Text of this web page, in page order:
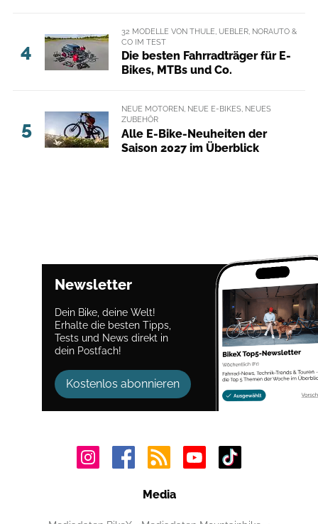
4
32 MODELLE VON THULE, UEBLER, NORAUTO &
CO IM TEST
Die besten Fahrradträger für E-
Bikes, MTBs und Co.
5
NEUE MOTOREN, NEUE E-BIKES, NEUES
ZUBEHÖR
Alle E-Bike-Neuheiten der
Saison 2027 im Überblick
Newsletter
Dein Bike, deine Welt!
Erhalte die besten Tipps,
Tests und News direkt in
dein Postfach!
Kostenlos abonnieren
Media